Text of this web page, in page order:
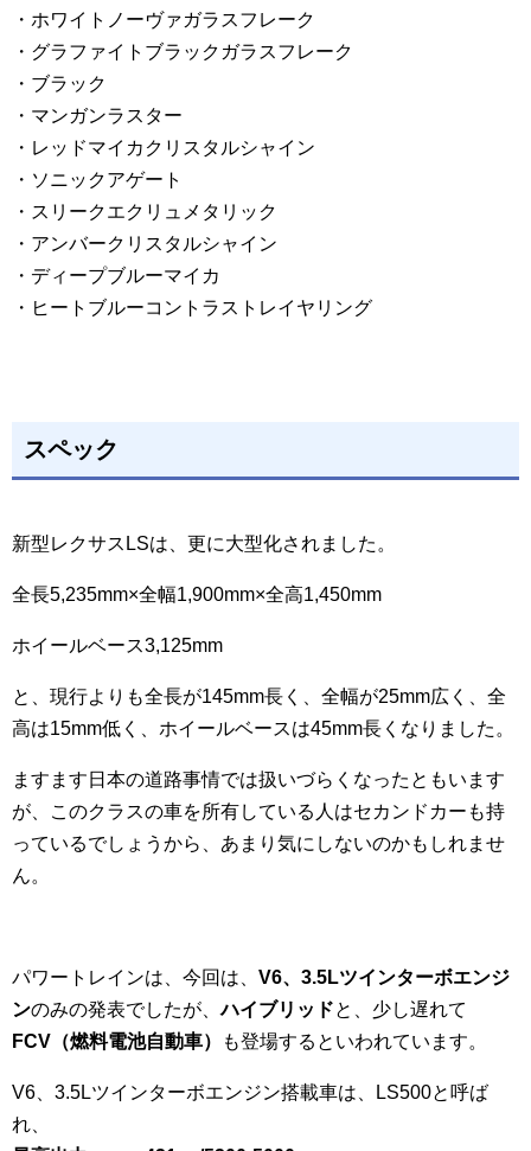
・ホワイトノーヴァガラスフレーク
・グラファイトブラックガラスフレーク
・ブラック
・マンガンラスター
・レッドマイカクリスタルシャイン
・ソニックアゲート
・スリークエクリュメタリック
・アンバークリスタルシャイン
・ディープブルーマイカ
・ヒートブルーコントラストレイヤリング
スペック
新型レクサスLSは、更に大型化されました。
全長5,235mm×全幅1,900mm×全高1,450mm
ホイールベース3,125mm
と、現行よりも全長が145mm長く、全幅が25mm広く、全
高は15mm低く、ホイールベースは45mm長くなりました。
ますます日本の道路事情では扱いづらくなったともいます
が、このクラスの車を所有している人はセカンドカーも持
っているでしょうから、あまり気にしないのかもしれませ
ん。
パワートレインは、今回は、 V6、3.5Lツインターボエンジ
ンのみの発表でしたが、ハイブリッドと、少し遅れて
FCV（燃料電池自動車）
も登場するといわれています。
V6、3.5Lツインターボエンジン搭載車は、LS500と呼ば
れ、